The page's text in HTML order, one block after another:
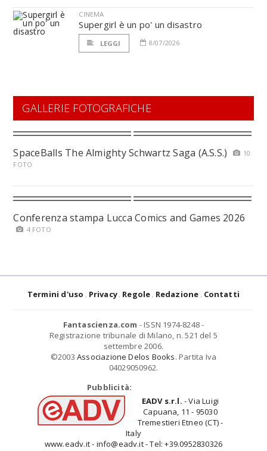
CINEMA
Supergirl è un po' un disastro
LEGGI 8/07/2026
GALLERIE FOTOGRAFICHE
SpaceBalls The Almighty Schwartz Saga (A.S.S.)
10
FOTO
Conferenza stampa Lucca Comics and Games 2026
4 FOTO
Termini d'uso Privacy Regole Redazione Contatti
Fantascienza.com - ISSN 1974-8248 -
Registrazione tribunale di Milano, n. 521 del 5
settembre 2006.
©2003 Associazione Delos Books. Partita Iva
04029050962.
Pubblicità:
EADV s.r.l. - Via Luigi
Capuana, 11 - 95030
Tremestieri Etneo (CT) -
Italy
www.eadv.it - info@eadv.it - Tel: +39.0952830326